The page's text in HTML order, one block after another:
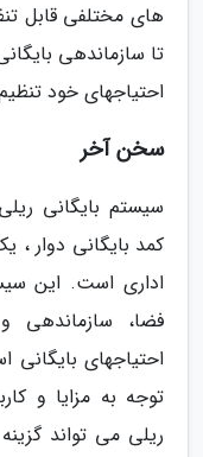
های مختلفی قابل
تا سازماندهی
احتیاجهای خود
سخن آخر
سیستم بایگانی
کمد بایگانی دوار ،
اداری است. این
فضا، سازماندهی
احتیاجهای بایگانی
توجه به مزایا و
ریلی می تواند